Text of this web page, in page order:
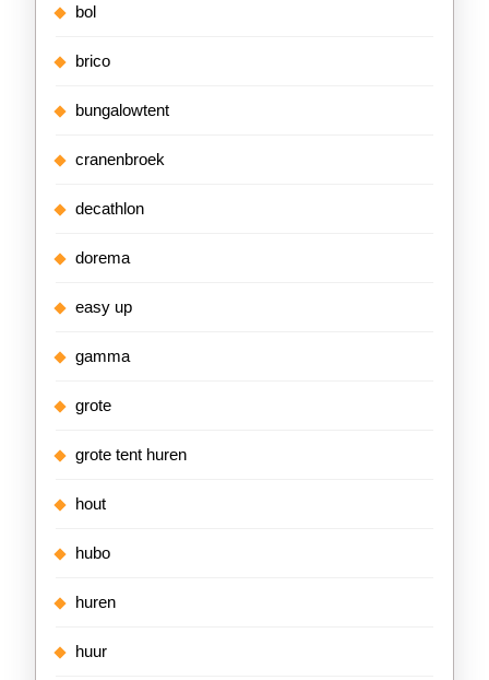
bol
brico
bungalowtent
cranenbroek
decathlon
dorema
easy up
gamma
grote
grote tent huren
hout
hubo
huren
huur